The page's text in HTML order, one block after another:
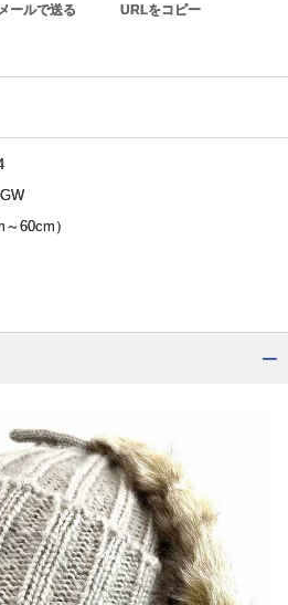
ールで送る URLをコピー
60cm）